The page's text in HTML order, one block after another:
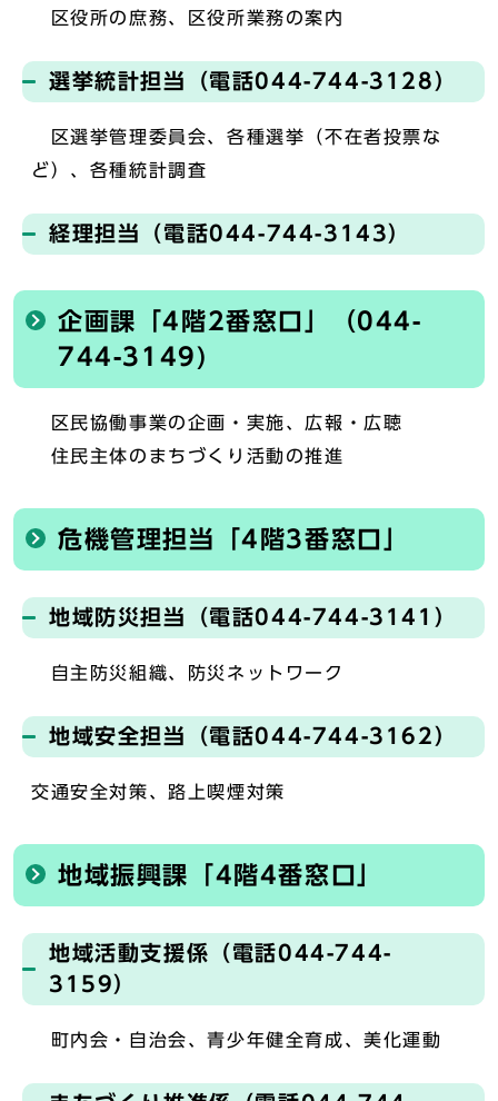
区役所の庶務、区役所業務の案内
選挙統計担当（電話044-744-3128）
区選挙管理委員会、各種選挙（不在者投票な
ど）、各種統計調査
経理担当（電話044-744-3143）
企画課「4階2番窓口」（044-
744-3149)
区民協働事業の企画・実施、広報・広聴
住民主体のまちづくり活動の推進
危機管理担当「4階3番窓口」
地域防災担当（電話044-744-3141）
自主防災組織、防災ネットワーク
地域安全担当（電話044-744-3162）
交通安全対策、路上喫煙対策
地域振興課「4階4番窓口」
地域活動支援係（電話044-744-
3159）
町内会・自治会、青少年健全育成、美化運動